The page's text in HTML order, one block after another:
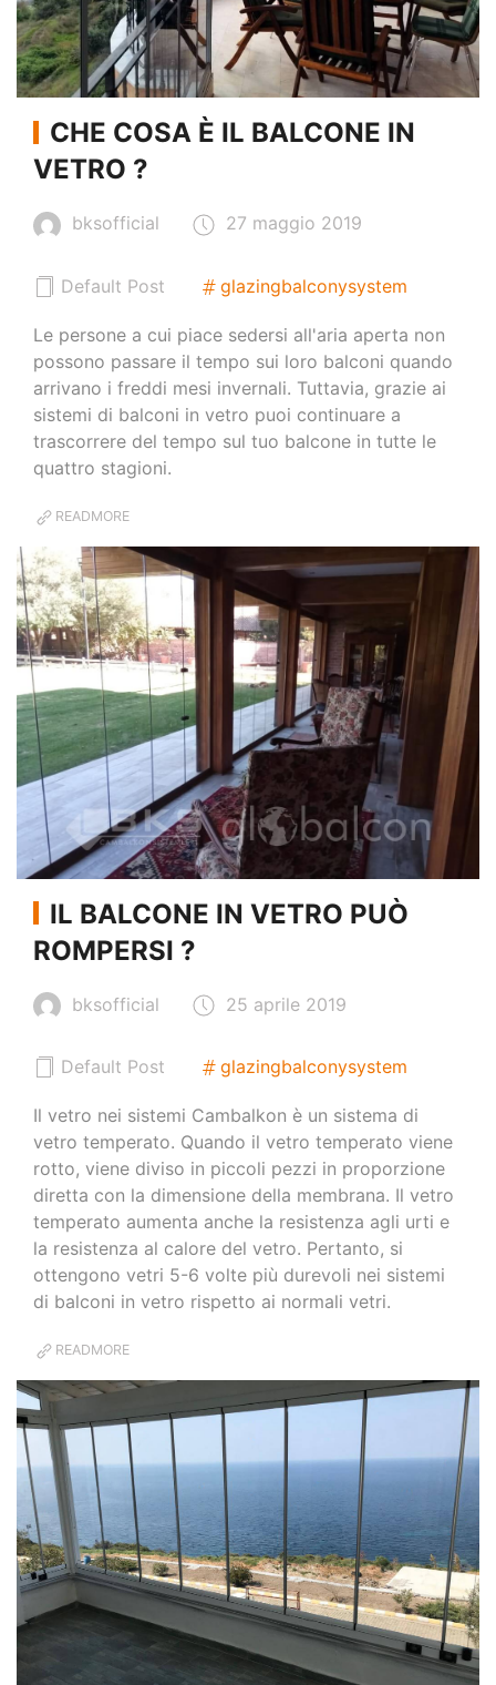
CHE COSA È IL BALCONE IN
VETRO ?
bksofficial 27 maggio 2019
Default Post glazingbalconysystem
Le persone a cui piace sedersi all'aria aperta non
possono passare il tempo sui loro balconi quando
arrivano i freddi mesi invernali. Tuttavia, grazie ai
sistemi di balconi in vetro puoi continuare a
trascorrere del tempo sul tuo balcone in tutte le
quattro stagioni.
READMORE
IL BALCONE IN VETRO PUÒ
ROMPERSI ?
bksofficial 25 aprile 2019
Default Post glazingbalconysystem
Il vetro nei sistemi Cambalkon è un sistema di
vetro temperato. Quando il vetro temperato viene
rotto, viene diviso in piccoli pezzi in proporzione
diretta con la dimensione della membrana. Il vetro
temperato aumenta anche la resistenza agli urti e
la resistenza al calore del vetro. Pertanto, si
ottengono vetri 5-6 volte più durevoli nei sistemi
di balconi in vetro rispetto ai normali vetri.
READMORE